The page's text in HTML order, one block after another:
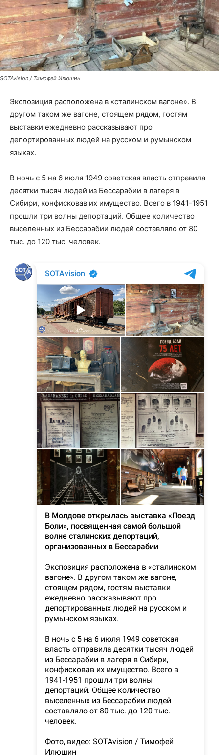
SOTAvision / Тимофей Илюшин
Экспозиция расположена в «сталинском вагоне». В
другом таком же вагоне, стоящем рядом, гостям
выставки ежедневно рассказывают про
депортированных людей на русском и румынском
языках.
В ночь с 5 на 6 июля 1949 советская власть отправила
десятки тысяч людей из Бессарабии в лагеря в
Сибири, конфисковав их имущество. Всего в 1941-1951
прошли три волны депортаций. Общее количество
выселенных из Бессарабии людей составляло от 80
тыс. до 120 тыс. человек.